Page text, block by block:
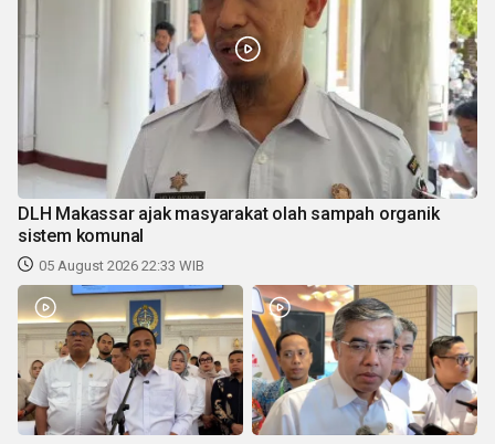
DLH Makassar ajak masyarakat olah sampah organik
sistem komunal
05 August 2026 22:33 WIB